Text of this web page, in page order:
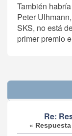
También
Peter
SKS, no está
primer premio
Re:
«